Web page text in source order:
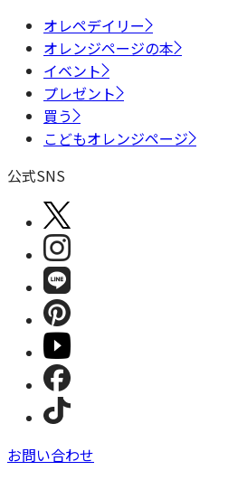
オレペデイリー
オレンジページの本
イベント
プレゼント
買う
こどもオレンジページ
公式SNS
お問い合わせ